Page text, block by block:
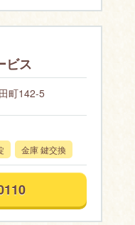
ビス
町142-5
金庫 鍵交換